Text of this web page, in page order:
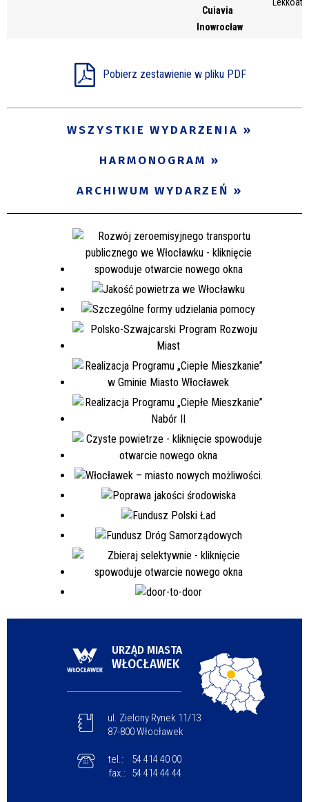
Cuiavia
Inowrocław
Pobierz zestawienie w pliku PDF
WSZYSTKIE WYDARZENIA
HARMONOGRAM
ARCHIWUM WYDARZEŃ
URZĄD MIASTA
WŁOCŁAWEK
ul. Zielony Rynek 11/13
87-800 Włocławek
tel.:
54 414 40 00
fax.:
54 414 44 44